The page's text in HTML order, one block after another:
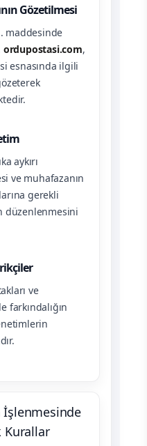
Gözetilmesi
maddesinde
ordupostasi.com,
esnasında ilgili
aykırı
ve muhafazanın
gerekli
düzenlenmesini
ve
farkındalığın
Kurallar